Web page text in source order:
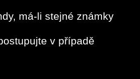
má-li stejné známky
v případě